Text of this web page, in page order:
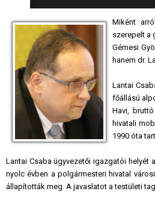
Miként
szerepelt a
Gémesi
hanem dr.
Lantai
főállású
Havi,
hivatali
1990 óta
Lantai Csaba ügyvezetői igazgatói helyét
nyolc évben a polgármesteri hivatal
állapították meg. A javaslatot a testületi